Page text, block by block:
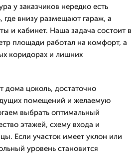
у заказчиков нередко есть
где внизу размещают гараж, а
и кабинет. Наша задача состоит в
площади работал на комфорт, а
коридорах и лишних
дома цоколь, достаточно
помещений и желаемую
выбрать оптимальный
этажей, схему входа и
Если участок имеет уклон или
уровень становится